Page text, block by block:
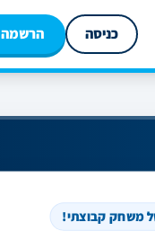
כניסה הרשמה
משחק קבוצתי!